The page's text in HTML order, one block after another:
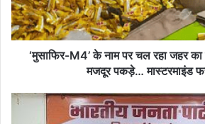
रहा
जहर
का
कारोबार
मजदूर
‘मुसाफिर-M4’ के नाम पर चल रहा जहर का
मजदूर पकड़े… मास्टरमाइंड
अधिनियम-